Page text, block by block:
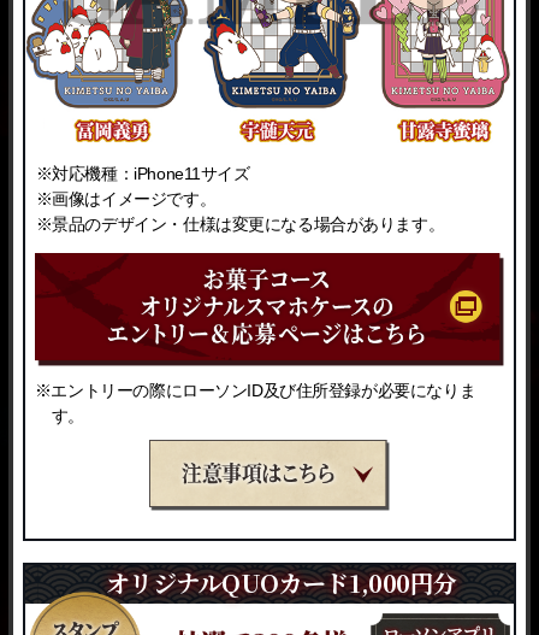
※対応機種：iPhone11サイズ
※画像はイメージです。
※景品のデザイン・仕様は変更になる場合があります。
す。
※対応機種：iPhone11サイズ
※画像はイメージです。
※景品のデザイン・仕様は変更になる場合があります。
※エントリーの際にローソンID及び住所登録が必要になりま
す。
オリジナルQUOカード1,000円分